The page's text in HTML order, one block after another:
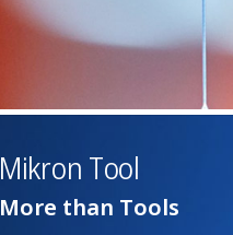
Mikron Tool
More than Tools